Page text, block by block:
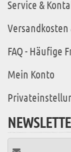
Service &
Versandkosten
FAQ - Häufige
Mein Konto